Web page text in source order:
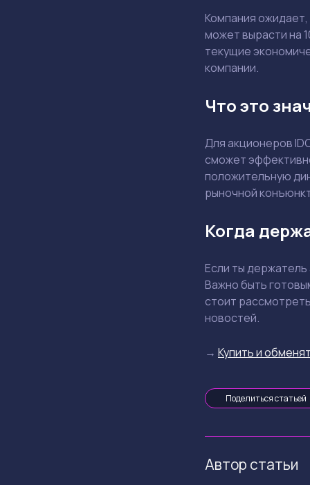
Компания
может вырасти на
текущие
компании.
Что это
Для акционеров
сможет
положительную
рыночной
Когда
Если ты
Важно быть
стоит
новостей.
→ Купить и
Поделиться статьей
Автор статьи